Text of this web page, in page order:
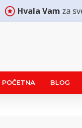
Hvala Vam za
POČETNA BLOG